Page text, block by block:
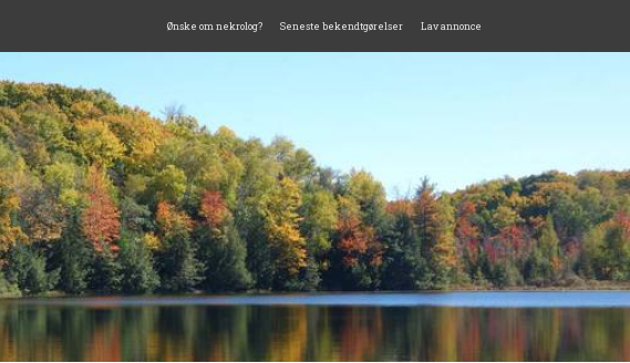
Ønske om nekrolog? Seneste bekendtgørelser Lav annonce